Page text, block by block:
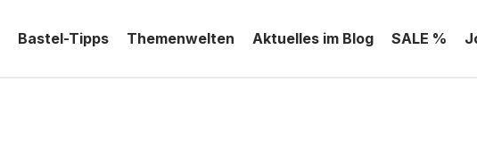
Bastel-Tipps Themenwelten Aktuelles im Blog SALE %